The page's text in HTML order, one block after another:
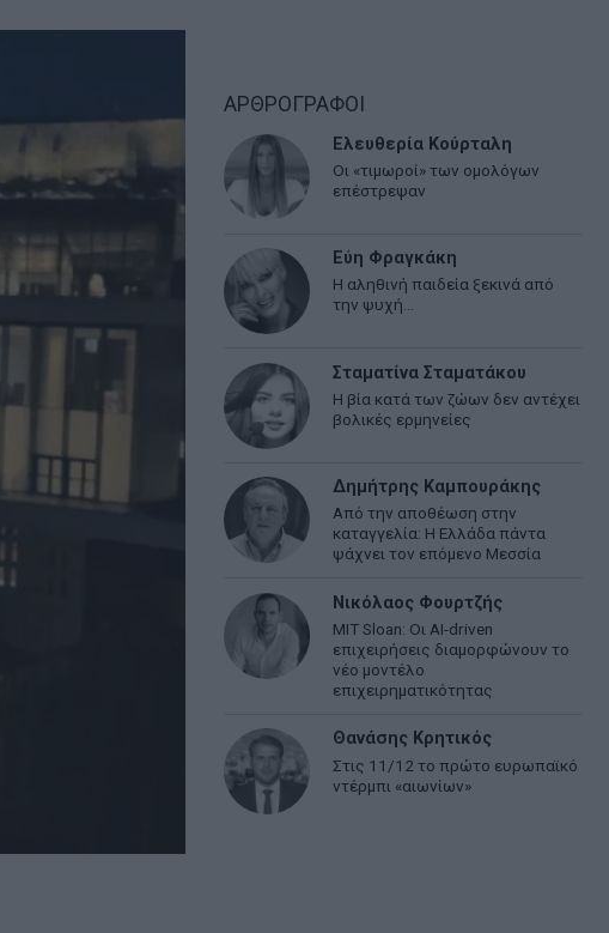
ΑΡΘΡΟΓΡΑΦΟΙ
Ελευθερία Κούρταλη
Οι «τιμωροί» των ομολόγων
επέστρεψαν
Εύη Φραγκάκη
Η αληθινή παιδεία ξεκινά από
την ψυχή…
Σταματίνα Σταματάκου
Η βία κατά των ζώων δεν αντέχει
βολικές ερμηνείες
Δημήτρης Καμπουράκης
Από την αποθέωση στην
καταγγελία: Η Ελλάδα πάντα
ψάχνει τον επόμενο Μεσσία
Νικόλαος Φουρτζής
MIT Sloan: Οι AI-driven
επιχειρήσεις διαμορφώνουν το
νέο μοντέλο
επιχειρηματικότητας
Θανάσης Κρητικός
Στις 11/12 το πρώτο ευρωπαϊκό
ντέρμπι «αιωνίων»